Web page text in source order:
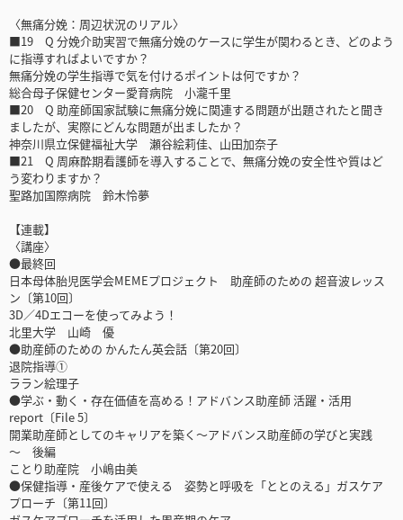
〈無痛分娩：周辺状況のリアル〉
■19 Q 分娩介助実習で無痛分娩のケースに学生が関わるとき、どのよう
に指導すればよいですか？
無痛分娩の学生指導で気を付けるポイントは何ですか？
総合母子保健センター愛育病院 小瀧千里
■20 Q 助産師国家試験に無痛分娩に関連する問題が出題されたと聞き
ましたが、実際にどんな問題が出ましたか？
神奈川県立保健福祉大学 瀬谷絵莉佳、山田加奈子
■21 Q 周麻酔期看護師を導入することで、無痛分娩の安全性や質はど
う変わりますか？
聖路加国際病院 鈴木怜夢
【連載】
〈講座〉
●最終回
日本母体胎児医学会MEMEプロジェクト 助産師のための 超音波レッス
ン〔第10回〕
3D／4Dエコーを使ってみよう！
北里大学 山崎 優
●助産師のための かんたん英会話〔第20回〕
退院指導①
ララン絵理子
●学ぶ・動く・存在価値を高める！アドバンス助産師 活躍・活用
report〔File 5〕
開業助産師としてのキャリアを築く～アドバンス助産師の学びと実践
～ 後編
ことり助産院 小嶋由美
●保健指導・産後ケアで使える 姿勢と呼吸を「ととのえる」ガスケア
プローチ〔第11回〕